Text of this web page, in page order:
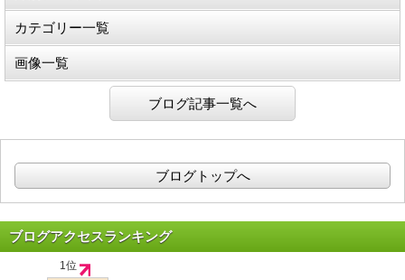
カテゴリー一覧
画像一覧
ブログ記事一覧へ
ブログトップへ
ブログアクセスランキング
1位